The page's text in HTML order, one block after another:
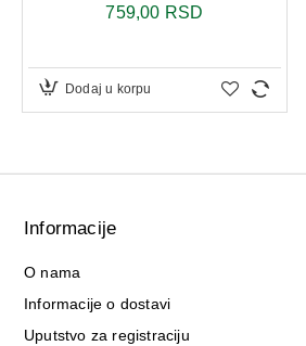
759,00 RSD
Dodaj u korpu
Informacije
O nama
Informacije o dostavi
Uputstvo za registraciju